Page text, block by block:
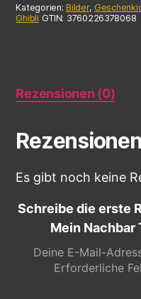
Kategorien: Bilder,
Ghibli GTIN: 3760226378068
Rezensionen (0)
Rezensionen
Es gibt noch keine
Schreibe die erste
Mein Nachbar
Deine E-Mail-
Erforderliche